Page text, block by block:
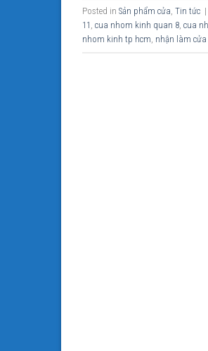
Posted in Sản phẩm cửa, Tin tức |
11 , cua nhom kinh quan 8, cua
nhom kinh tp hcm, nhận làm